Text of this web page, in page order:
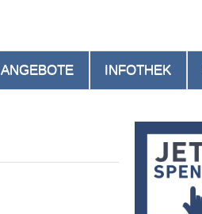
ANGEBOTE INFOTHEK